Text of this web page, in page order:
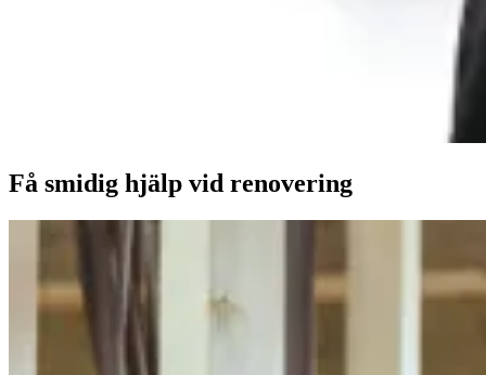
Få smidig hjälp vid renovering